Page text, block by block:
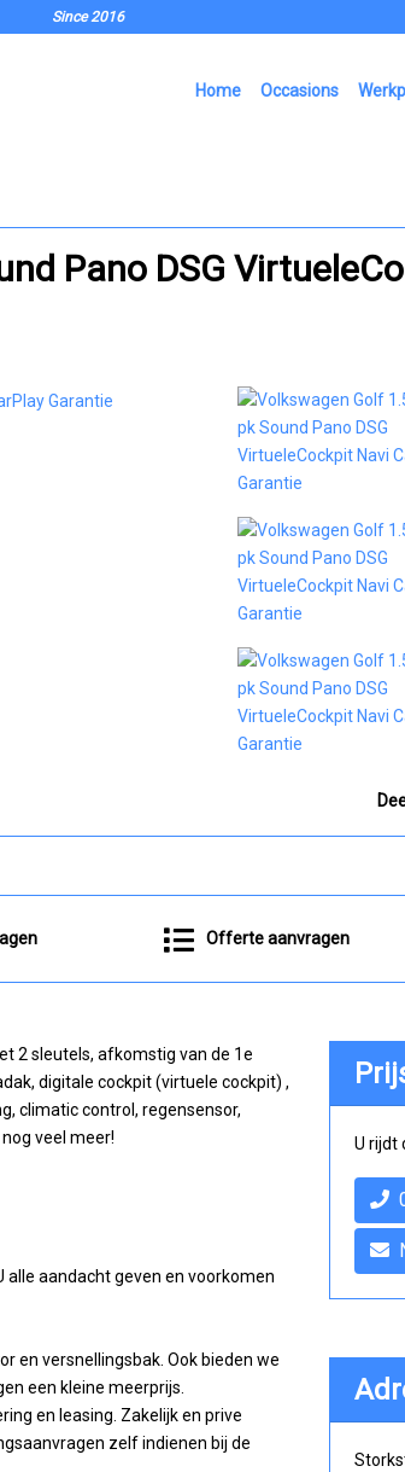
Since 2016
Home Occasions
Pano DSG
Offerte aanvragen
2 sleutels, afkomstig van de 1e
digitale cockpit (virtuele cockpit) ,
climatic control, regensensor,
veel meer!
aandacht geven en voorkomen
en versnellingsbak. Ook bieden we
een kleine meerprijs.
en leasing. Zakelijk en prive
zelf indienen bij de
U rijdt